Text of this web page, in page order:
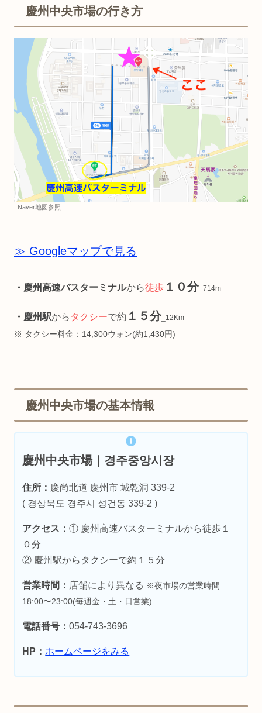
慶州中央市場の行き方
Naver地図参照
≫ Googleマップで見る
・慶州高速バスターミナルから徒歩 １０分_714m
・慶州駅から タクシーで約 １５分_12Km
※ タクシー料金：14,300ウォン(約1,430円)
慶州中央市場の基本情報
慶州中央市場｜경주중앙시장
住所： 慶尚北道 慶州市 城乾洞 339-2
( 경상북도 경주시 성건동 339-2 )
アクセス：① 慶州高速バスターミナルから徒歩１
０分
② 慶州駅からタクシーで約１５分
営業時間： 店舗により異なる ※夜市場の営業時間
18:00〜23:00(毎週金・土・日営業)
電話番号：054-743-3696
HP： ホームページをみる